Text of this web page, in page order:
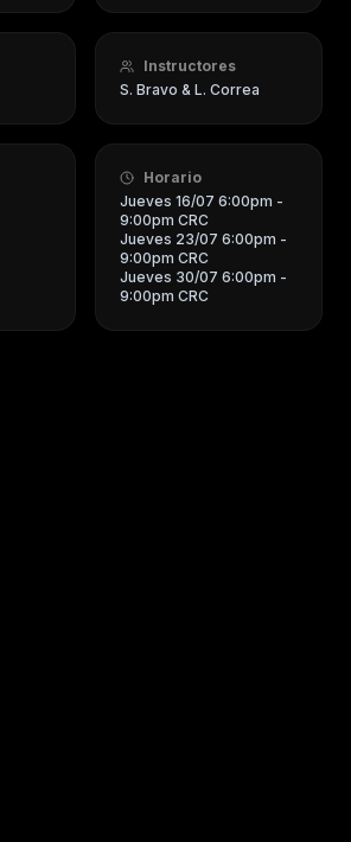
Instructores
S. Bravo & L. Correa
Horario
Jueves 16/07 6:00pm -
9:00pm CRC
Jueves 23/07 6:00pm -
9:00pm CRC
Jueves 30/07 6:00pm -
9:00pm CRC